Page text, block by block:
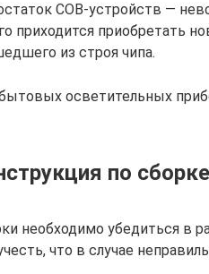
COB-устройств —
приходится приобретать
из строя чипа.
осветительных
по
необходимо убедиться в
что в случае